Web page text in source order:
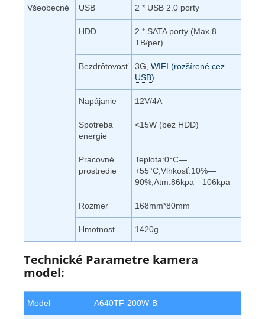
Všeobecné USB 2 * USB 2.0 porty
HDD
2 * SATA porty (Max 8
TB/per)
Bezdrôtovosť 3G, WIFI (rozšírené cez
USB)
Napájanie 12V/4A
Spotreba
energie
<15W (bez HDD)
Pracovné
prostredie
Teplota:0°C—
+55°C,Vlhkosť:10%—
90%,Atm:86kpa—106kpa
Rozmer 168mm*80mm
Hmotnosť 1420g
Technické Parametre kamera
model:
Model A640TF-200W-B